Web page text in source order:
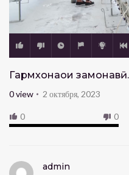
Гармхонаҳои
0view 2 октября, 2023
0 0
admin